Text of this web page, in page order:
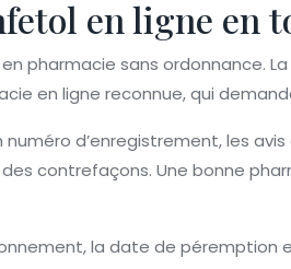
en ligne en
pharmacie sans ordonnance.
en ligne reconnue, qui
d’enregistrement, les
contrefaçons. Une bonne
la date de péremption